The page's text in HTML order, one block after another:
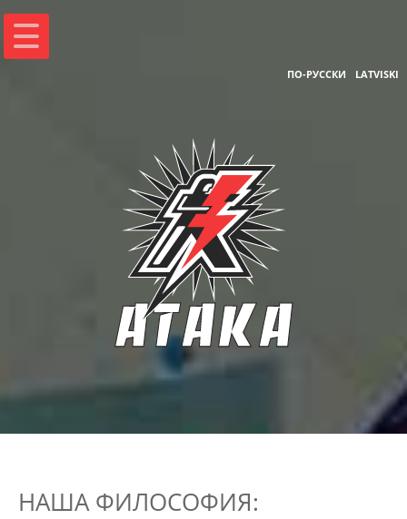
ПО-РУССКИ LATVISKI
НАША ФИЛОСОФИЯ: